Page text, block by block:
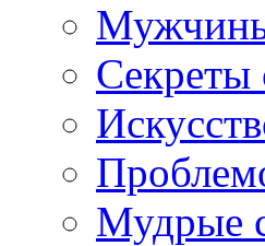
Секреты
Мудрые